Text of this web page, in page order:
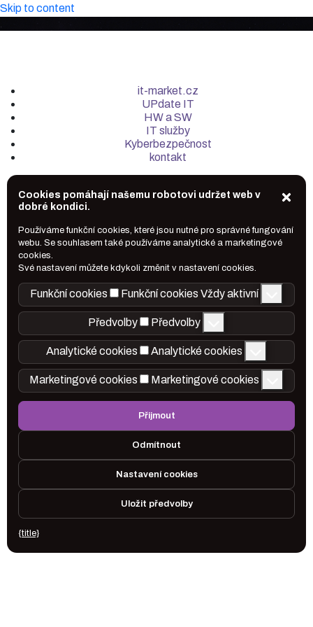
Skip to content
it-market.cz
UPdate IT
HW a SW
IT služby
Kyberbezpečnost
kontakt
Cookies pomáhají našemu robotovi udržet web v
dobré kondici.
Používáme funkční cookies, které jsou nutné pro správné fungování
webu. Se souhlasem také používáme analytické a marketingové
cookies.
Své nastavení můžete kdykoli změnit v nastavení cookies.
Funkční cookies Funkční cookies Vždy aktivní
Předvolby Předvolby
Analytické cookies Analytické cookies
Marketingové cookies Marketingové cookies
Přijmout
Odmítnout
Nastavení cookies
Uložit předvolby
{title}